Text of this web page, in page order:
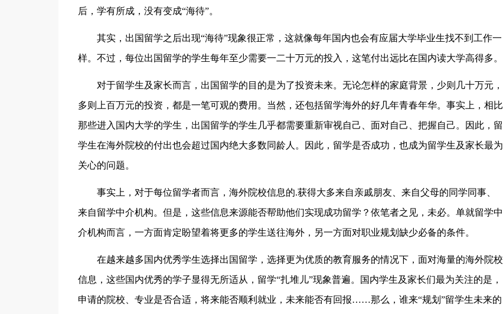
后，学有所成，没有变成“海待”。
其实，出国留学之后出现“海待”现象很正常，这就像每年国内也会有应届大学毕业生找不到工作一
样。不过，每位出国留学的学生每年至少需要一二十万元的投入，这笔付出远比在国内读大学高得多。
对于留学生及家长而言，出国留学的目的是为了投资未来。无论怎样的家庭背景，少则几十万元，
多则上百万元的投资，都是一笔可观的费用。当然，还包括留学海外的好几年青春年华。事实上，相比
那些进入国内大学的学生，出国留学的学生几乎都需要重新审视自己、面对自己、把握自己。因此，留
学生在海外院校的付出也会超过国内绝大多数同龄人。因此，留学是否成功，也成为留学生及家长最为
关心的问题。
事实上，对于每位留学者而言，海外院校信息的.获得大多来自亲戚朋友、来自父母的同学同事、
来自留学中介机构。但是，这些信息来源能否帮助他们实现成功留学？依笔者之见，未必。单就留学中
介机构而言，一方面肯定盼望着将更多的学生送往海外，另一方面对职业规划缺少必备的条件。
在越来越多国内优秀学生选择出国留学，选择更为优质的教育服务的情况下，面对海量的海外院校
信息，这些国内优秀的学子显得无所适从，留学“扎堆儿”现象普遍。国内学生及家长们最为关注的是，
申请的院校、专业是否合适，将来能否顺利就业，未来能否有回报……那么，谁来“规划”留学生未来的